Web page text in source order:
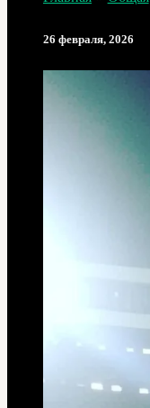
26 февраля, 2026